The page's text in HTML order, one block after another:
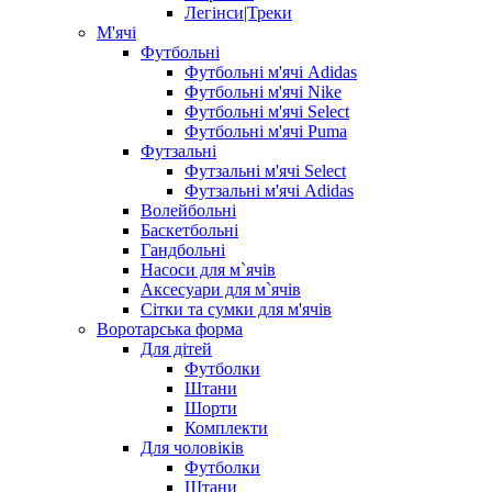
Легінси|Треки
М'ячі
Футбольні
Футбольні м'ячі Adidas
Футбольні м'ячі Nike
Футбольні м'ячі Select
Футбольні м'ячі Puma
Футзальні
Футзальні м'ячі Select
Футзальні м'ячі Adidas
Волейбольні
Баскетбольні
Гандбольні
Насоси для м`ячів
Аксесуари для м`ячів
Сітки та сумки для м'ячів
Воротарська форма
Для дітей
Футболки
Штани
Шорти
Комплекти
Для чоловіків
Футболки
Штани